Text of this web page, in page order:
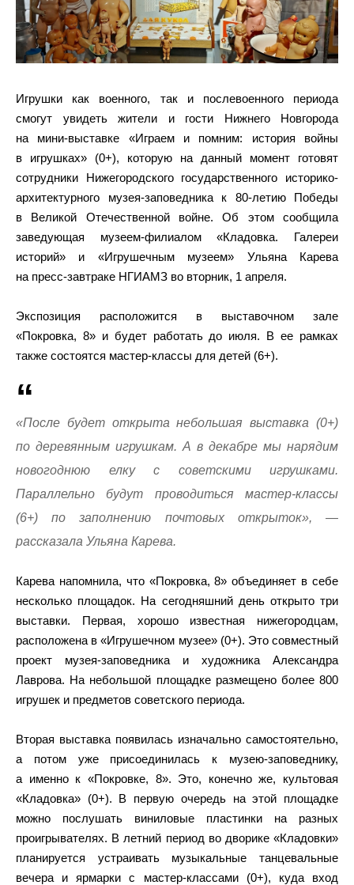
Игрушки как военного, так и послевоенного периода
смогут увидеть жители и гости Нижнего Новгорода
на мини-выставке «Играем и помним: история войны
в игрушках» (0+), которую на данный момент готовят
сотрудники Нижегородского государственного историко-
архитектурного музея-заповедника к 80-летию Победы
в Великой Отечественной войне. Об этом сообщила
заведующая музеем-филиалом «Кладовка. Галереи
историй» и «Игрушечным музеем» Ульяна Карева
на пресс-завтраке НГИАМЗ во вторник, 1 апреля.
Экспозиция расположится в выставочном зале
«Покровка, 8» и будет работать до июля. В ее рамках
также состоятся мастер-классы для детей (6+).
«После будет открыта небольшая выставка (0+)
по деревянным игрушкам. А в декабре мы нарядим
новогоднюю елку с советскими игрушками.
Параллельно будут проводиться мастер-классы
(6+) по заполнению почтовых открыток», —
рассказала Ульяна Карева.
Карева напомнила, что «Покровка, 8» объединяет в себе
несколько площадок. На сегодняшний день открыто три
выставки. Первая, хорошо известная нижегородцам,
расположена в «Игрушечном музее» (0+). Это совместный
проект музея-заповедника и художника Александра
Лаврова. На небольшой площадке размещено более 800
игрушек и предметов советского периода.
Вторая выставка появилась изначально самостоятельно,
а потом уже присоединилась к музею-заповеднику,
а именно к «Покровке, 8». Это, конечно же, культовая
«Кладовка» (0+). В первую очередь на этой площадке
можно послушать виниловые пластинки на разных
проигрывателях. В летний период во дворике «Кладовки»
планируется устраивать музыкальные танцевальные
вечера и ярмарки с мастер-классами (0+), куда вход